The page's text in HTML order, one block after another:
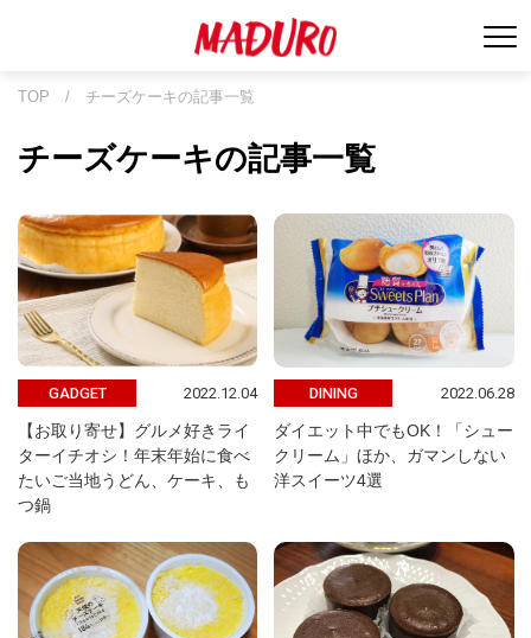
TOP / チーズケーキの記事一覧
チーズケーキの記事一覧
GADGET 2022.12.04
【お取り寄せ】グルメ好きライ
ターイチオシ！年末年始に食べ
たいご当地うどん、ケーキ、も
つ鍋
DINING 2022.06.28
ダイエット中でもOK！「シュー
クリーム」ほか、ガマンしない
洋スイーツ4選